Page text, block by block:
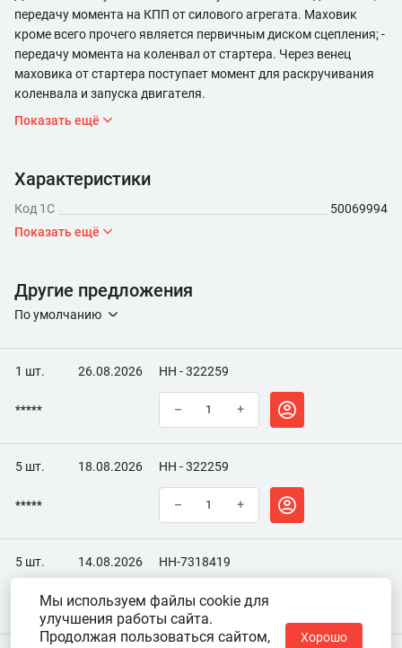
передачу момента на КПП от силового агрегата. Маховик
кроме всего прочего является первичным диском сцепления; -
передачу момента на коленвал от стартера. Через венец
маховика от стартера поступает момент для раскручивания
коленвала и запуска двигателя.
Показать ещё
Характеристики
Код 1С
50069994
Показать ещё
Другие предложения
По умолчанию
1 шт. 26.08.2026 НН - 322259
***** – +
5 шт. 18.08.2026 НН - 322259
***** – +
5 шт. 14.08.2026 НН-7318419
***** – +
Мы используем файлы cookie для
улучшения работы сайта.
Продолжая пользоваться сайтом,
Хорошо